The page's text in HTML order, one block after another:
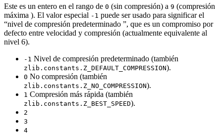
Este es un entero en el rango de 0 (sin compresión) a 9 (compresión
máxima ). El valor especial -1 puede ser usado para significar el
“nivel de compresión predeterminado ”, que es un compromiso por
defecto entre velocidad y compresión (actualmente equivalente al
nivel 6).
-1 Nivel de compresión predeterminado (también
zlib.constants.Z_DEFAULT_COMPRESSION).
0 No compresión (también
zlib.constants.Z_NO_COMPRESSION).
1 Compresión más rápida (también
zlib.constants.Z_BEST_SPEED).
2
3
4